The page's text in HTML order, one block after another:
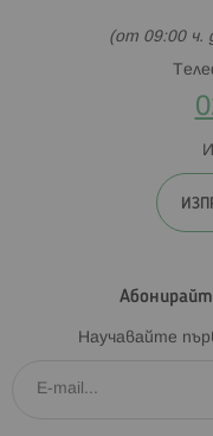
(от 09:00 ч.
Научавайте